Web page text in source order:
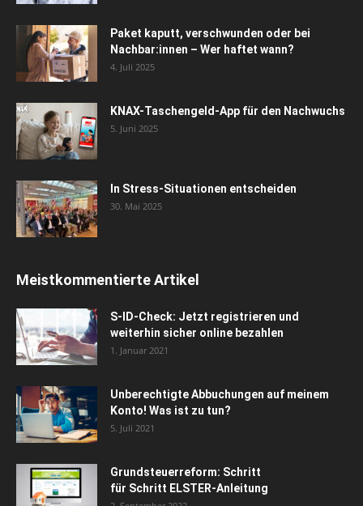
Paket kaputt, verschwunden oder bei
Nachbar:innen – Wer haftet wann?
4. Juli 2025
KNAX-Taschengeld-App für den Nachwuchs
5. Juni 2025
In Stress-Situationen entscheiden
30. Mai 2025
Meistkommentierte Artikel
S-ID-Check: Jetzt registrieren und
weiterhin sicher online bezahlen
1. Januar 2021
Unberechtigte Abbuchungen auf meinem
Konto! Was ist zu tun?
5. Juli 2021
Grundsteuerreform: Schritt
für Schritt ELSTER-Anleitung